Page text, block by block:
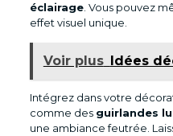
éclairage. Vous pouvez
effet visuel unique.
Voir plus Idées
Intégrez dans votre
comme des guirlandes
une ambiance feutrée.